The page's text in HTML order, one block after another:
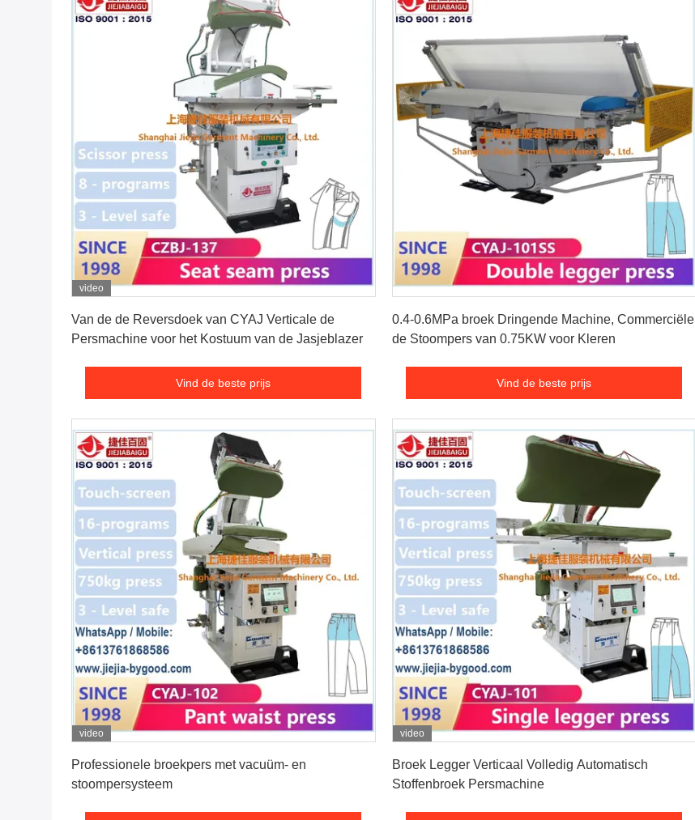
video
Van de de Reversdoek van CYAJ Verticale de
Persmachine voor het Kostuum van de Jasjeblazer
Vind de beste prijs
0.4-0.6MPa broek Dringende Machine, Commerciële
de Stoompers van 0.75KW voor Kleren
Vind de beste prijs
video
Professionele broekpers met vacuüm- en
stoompersysteem
video
Broek Legger Verticaal Volledig Automatisch
Stoffenbroek Persmachine